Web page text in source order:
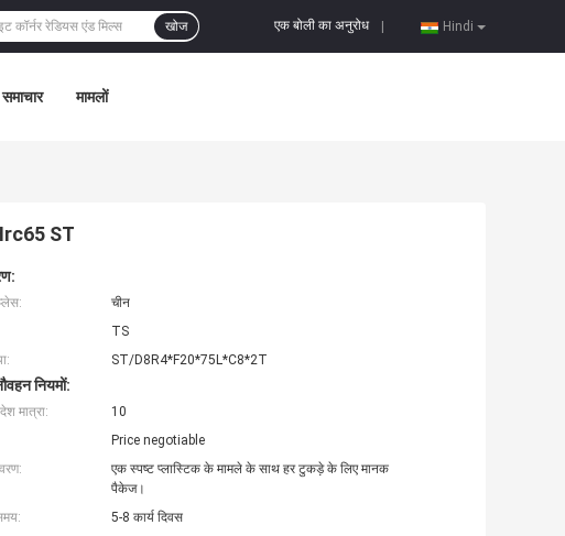
Hindi
एक बोली का अनुरोध
खोज
समाचार मामलों
ST
चीन
TS
ST/D8R4*F20*75L*C8*2T
नियमों:
मात्रा:
10
Price negotiable
एक स्पष्ट प्लास्टिक के मामले के साथ हर टुकड़े के लिए मानक
पैकेज।
5-8 कार्य दिवस